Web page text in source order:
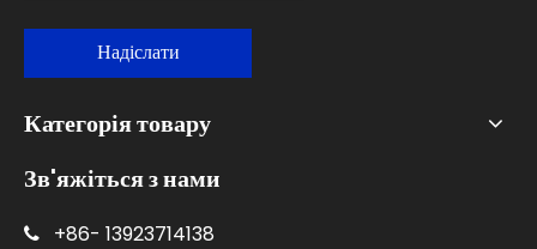
Надіслати
Категорія товару
Зв'яжіться з нами
 +86- 13923714138